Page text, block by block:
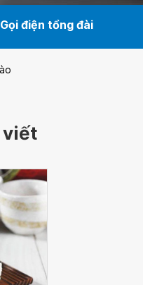
Gọi điện tổng đài
viết